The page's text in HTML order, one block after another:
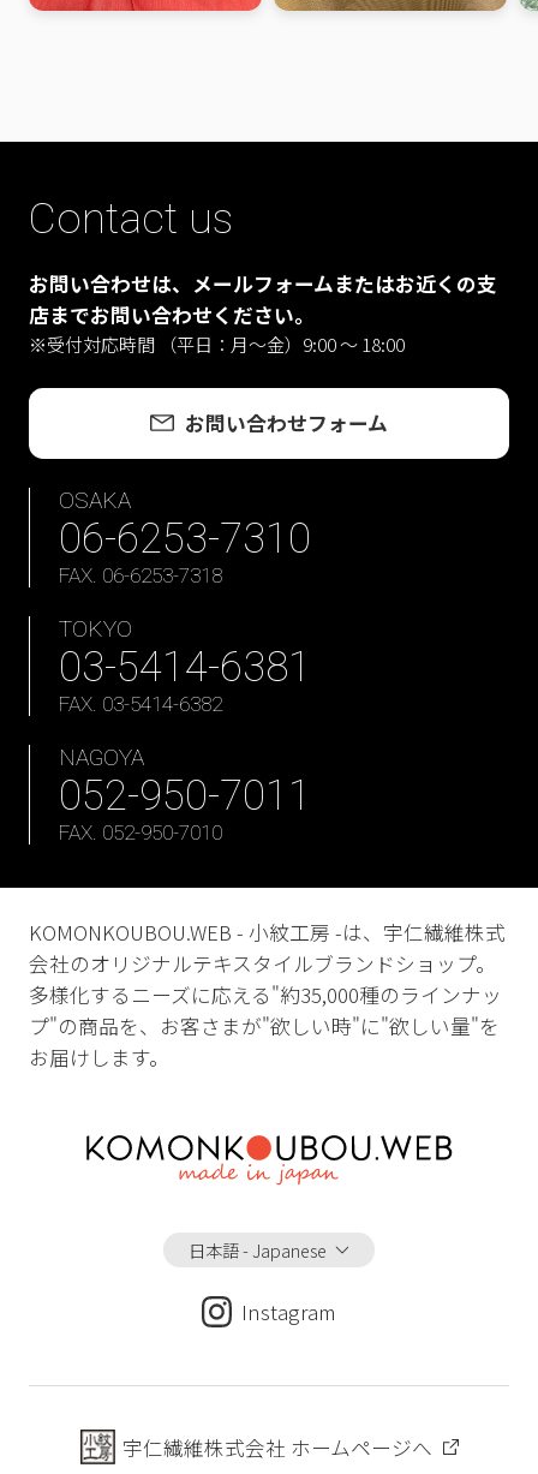
Contact us
お問い合わせは、メールフォームまたはお近くの支
店までお問い合わせください。
※受付対応時間 （平日：月〜金）9:00 ～ 18:00
お問い合わせフォーム
OSAKA
06-6253-7310
FAX. 06-6253-7318
TOKYO
03-5414-6381
FAX. 03-5414-6382
NAGOYA
052-950-7011
FAX. 052-950-7010
日本語 - Japanese
Instagram
KOMONKOUBOU.WEB - 小紋工房 -は、宇仁繊維株式
会社のオリジナルテキスタイルブランドショップ。
多様化するニーズに応える"約35,000種のラインナッ
プ"の商品を、お客さまが"欲しい時"に"欲しい量"を
お届けします。
宇仁繊維株式会社 ホームページへ